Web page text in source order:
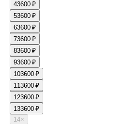
43600 ₽
53600 ₽
63600 ₽
73600 ₽
83600 ₽
93600 ₽
103600 ₽
113600 ₽
123600 ₽
133600 ₽
14×